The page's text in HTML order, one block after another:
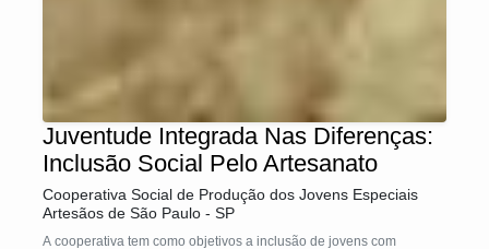
Juventude Integrada Nas Diferenças:
Inclusão Social Pelo Artesanato
Cooperativa Social de Produção dos Jovens Especiais
Artesãos de São Paulo - SP
A cooperativa tem como objetivos a inclusão de jovens com